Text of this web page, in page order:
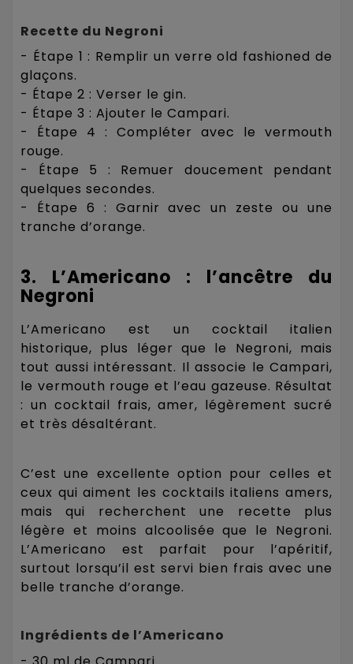
Recette du Negroni
- Étape 1 : Remplir un verre old fashioned de
glaçons.
- Étape 2 : Verser le gin.
- Étape 3 : Ajouter le Campari.
- Étape 4 : Compléter avec le vermouth
rouge.
- Étape 5 : Remuer doucement pendant
quelques secondes.
- Étape 6 : Garnir avec un zeste ou une
tranche d’orange.
3. L’Americano : l’ancêtre du
Negroni
L’Americano est un cocktail italien
historique, plus léger que le Negroni, mais
tout aussi intéressant. Il associe le Campari,
le vermouth rouge et l’eau gazeuse. Résultat
: un cocktail frais, amer, légèrement sucré
et très désaltérant.
C’est une excellente option pour celles et
ceux qui aiment les cocktails italiens amers,
mais qui recherchent une recette plus
légère et moins alcoolisée que le Negroni.
L’Americano est parfait pour l’apéritif,
surtout lorsqu’il est servi bien frais avec une
belle tranche d’orange.
Ingrédients de l’Americano